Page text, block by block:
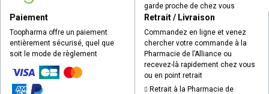
garde proche de chez vous
Paiement
Toopharma offre un paiement
entièrement sécurisé, quel que
soit le mode de règlement
Retrait / Livraison
Commandez en ligne et venez
chercher votre commande à la
Pharmacie de l’Alliance ou
recevez-là rapidement chez vous
ou en point retrait
Retrait à la Pharmacie de